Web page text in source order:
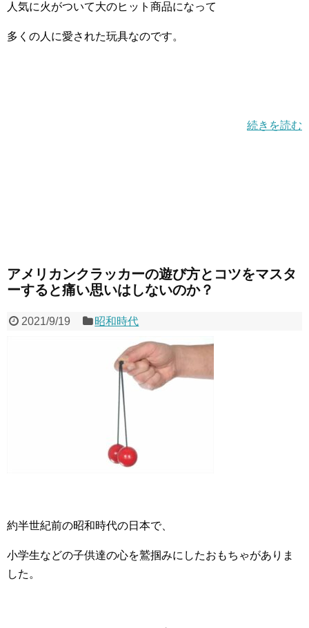
人気に火がついて大のヒット商品になって
多くの人に愛された玩具なのです。
続きを読む
アメリカンクラッカーの遊び方とコツをマスタ
ーすると痛い思いはしないのか？
2021/9/19 昭和時代
約半世紀前の昭和時代の日本で、
小学生などの子供達の心を鷲掴みにしたおもちゃがありま
した。